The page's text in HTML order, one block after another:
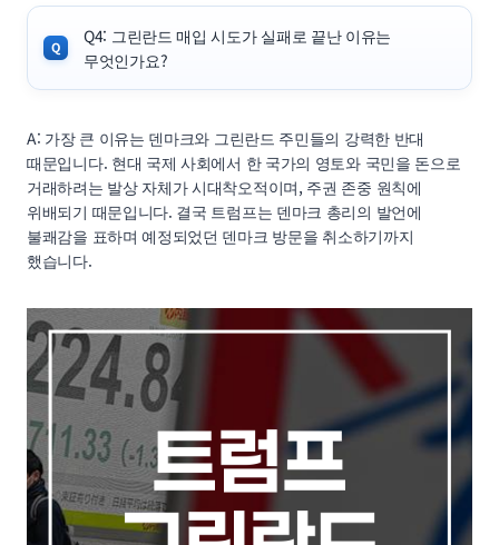
Q4: 그린란드 매입 시도가 실패로 끝난 이유는
무엇인가요?
A: 가장 큰 이유는 덴마크와 그린란드 주민들의 강력한 반대
때문입니다. 현대 국제 사회에서 한 국가의 영토와 국민을 돈으로
거래하려는 발상 자체가 시대착오적이며, 주권 존중 원칙에
위배되기 때문입니다. 결국 트럼프는 덴마크 총리의 발언에
불쾌감을 표하며 예정되었던 덴마크 방문을 취소하기까지
했습니다.